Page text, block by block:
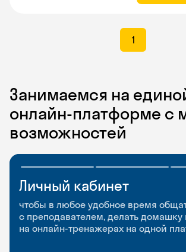
1
Занимаемся на
онлайн-платформе с
возможностей
Личный кабинет
чтобы в любое удобное время
с преподавателем, делать домашку
на онлайн-тренажерах на одной
Мобильное
приложение
чтобы заниматься и изучать новые
и когда удобно
Разговорные клубы
и Talks
Групповые занятия для
и индивидуальные встречи с